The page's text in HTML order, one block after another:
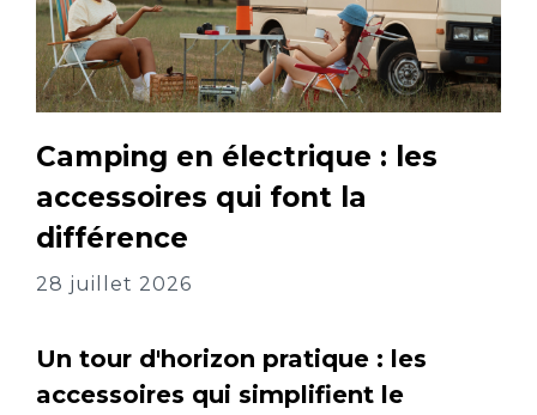
Camping en électrique : les
accessoires qui font la
différence
28 juillet 2026
Un tour d'horizon pratique : les
accessoires qui simplifient le